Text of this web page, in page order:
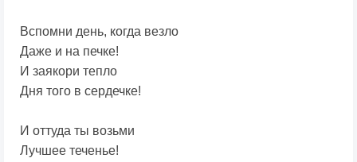
Вспомни день, когда везло
Даже и на печке!
И заякори тепло
Дня того в сердечке!
И оттуда ты возьми
Лучшее теченье!